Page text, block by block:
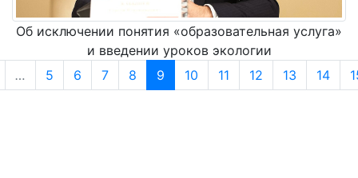
Об исключении понятия «образовательная услуга»
и введении уроков экологии
…
5 6 7 8 9 10 11 12 13 14